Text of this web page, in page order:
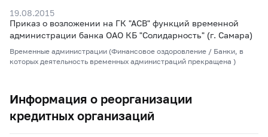
19.08.2015
Приказ о возложении на ГК "АСВ" функций временной
администрации банка ОАО КБ "Солидарность" (г. Самара)
Временные администрации (Финансовое оздоровление / Банки, в
которых деятельность временных администраций прекращена )
Информация о реорганизации
кредитных организаций